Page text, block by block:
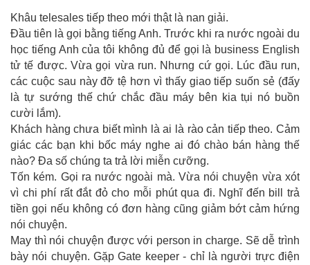
Khâu telesales tiếp theo mới thật là nan giải.
Đầu tiên là gọi bằng tiếng Anh. Trước khi ra nước ngoài du
học tiếng Anh của tôi không đủ để gọi là business English
tử tế được. Vừa gọi vừa run. Nhưng cứ gọi. Lúc đầu run,
các cuộc sau này đỡ tệ hơn vì thấy giao tiếp suốn sẻ (đấy
là tự sướng thế chứ chắc đầu máy bên kia tụi nó buồn
cười lắm).
Khách hàng chưa biết mình là ai là rào cản tiếp theo. Cảm
giác các bạn khi bốc máy nghe ai đó chào bán hàng thế
nào? Đa số chúng ta trả lời miễn cưỡng.
Tốn kém. Gọi ra nước ngoài mà. Vừa nói chuyện vừa xót
vì chi phí rất đắt đỏ cho mỗi phút qua đi. Nghĩ đến bill trả
tiền gọi nếu không có đơn hàng cũng giảm bớt cảm hứng
nói chuyện.
May thì nói chuyện được với person in charge. Sẽ dễ trình
bày nói chuyện. Gặp Gate keeper - chỉ là người trực điện